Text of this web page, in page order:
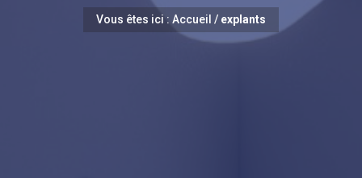
Vous êtes ici : Accueil / explants